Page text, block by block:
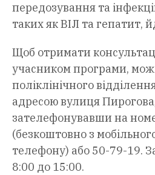
передозування та
таких як ВІЛ та гепатит,
Щоб отримати
учасником програми,
поліклінічного
адресою вулиця
зателефонувавши на
(безкоштовно з
телефону) або 50-79-19.
8:00 до 15:00.